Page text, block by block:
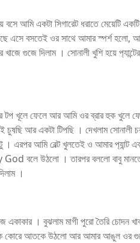
আমি একটা সিগারেট ধরাতে মেয়েটি
এসে বসতেই ওর সাথে আমার স্পর্শ হলো,
গুজে দিলাম । সোনালী খুশি হয়ে
খূলে ফেলে আর আমি ওর ব্রার হুক খুলে
চুষছি আর একটা টিপছি । দেখলাম
। এরপর আমি বেল্ট খুলতেই ও আমার প‍্যান্ট
God বলে উঠলো । তারপর বললো বাবু
।
। বুঝলাম মাগী পুরো তৈরি চোদন
কোরে আ‍তকে উঠলো আর আমার আঙুল ওর